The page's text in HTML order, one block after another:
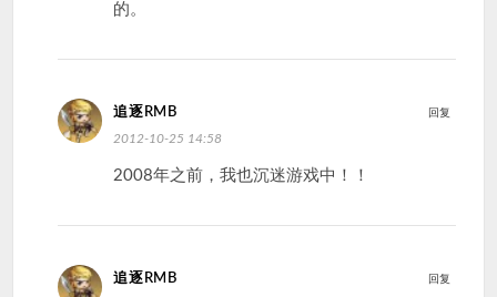
的。
追逐RMB
2012-10-25 14:58
2008年之前，我也沉迷游戏中！！
回复
追逐RMB 回复